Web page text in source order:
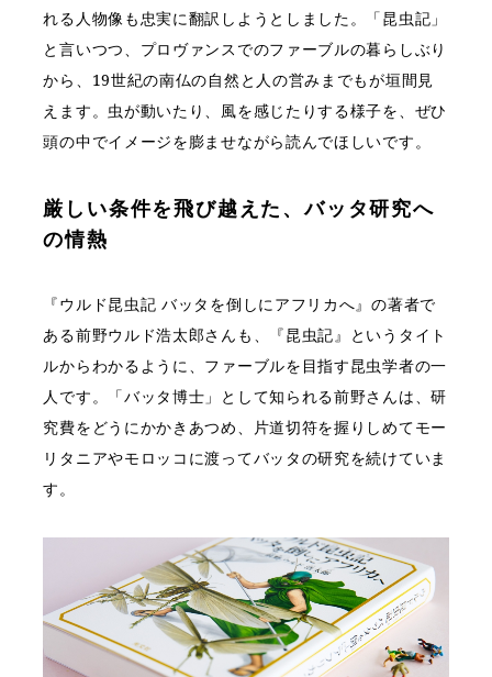
れる人物像も忠実に翻訳しようとしました。「昆虫記」
と言いつつ、プロヴァンスでのファーブルの暮らしぶり
から、19世紀の南仏の自然と人の営みまでもが垣間見
えます。虫が動いたり、風を感じたりする様子を、ぜひ
頭の中でイメージを膨ませながら読んでほしいです。
厳しい条件を飛び越えた、バッタ研究へ
の情熱
『ウルド昆虫記 バッタを倒しにアフリカへ』の著者で
ある前野ウルド浩太郎さんも、『昆虫記』というタイト
ルからわかるように、ファーブルを目指す昆虫学者の一
人です。「バッタ博士」として知られる前野さんは、研
究費をどうにかかきあつめ、片道切符を握りしめてモー
リタニアやモロッコに渡ってバッタの研究を続けていま
す。